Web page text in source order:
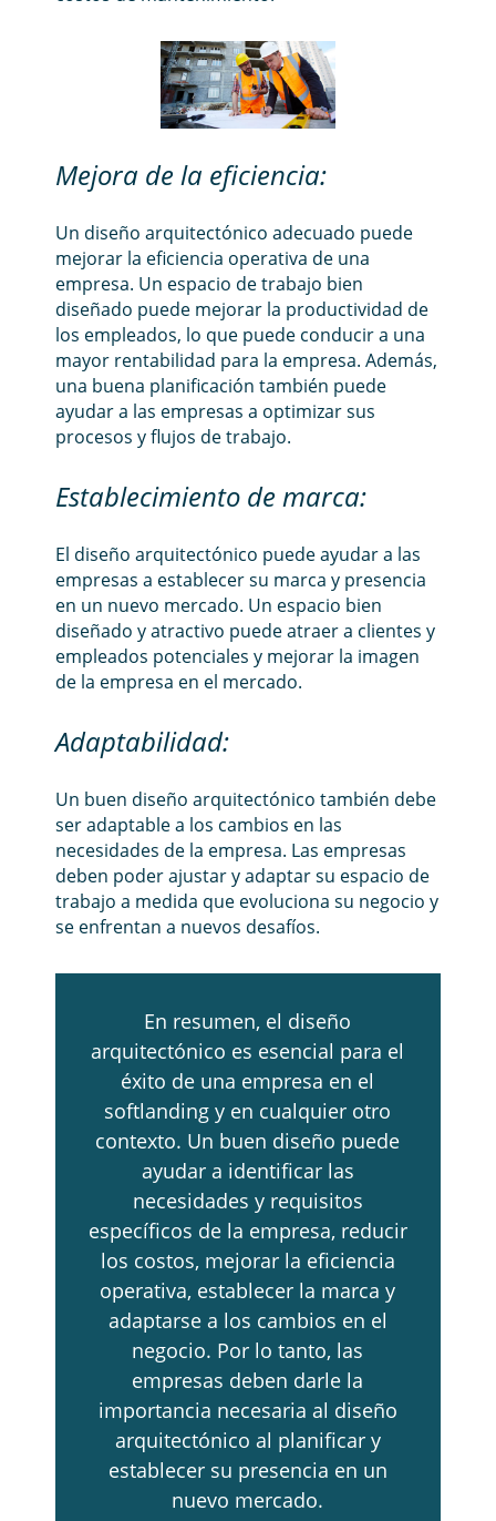
Mejora de la eficiencia:
Un diseño arquitectónico adecuado puede
mejorar la eficiencia operativa de una
empresa. Un espacio de trabajo bien
diseñado puede mejorar la productividad de
los empleados, lo que puede conducir a una
mayor rentabilidad para la empresa. Además,
una buena planificación también puede
ayudar a las empresas a optimizar sus
procesos y flujos de trabajo.
Establecimiento de marca:
El diseño arquitectónico puede ayudar a las
empresas a establecer su marca y presencia
en un nuevo mercado. Un espacio bien
diseñado y atractivo puede atraer a clientes y
empleados potenciales y mejorar la imagen
de la empresa en el mercado.
Adaptabilidad:
Un buen diseño arquitectónico también debe
ser adaptable a los cambios en las
necesidades de la empresa. Las empresas
deben poder ajustar y adaptar su espacio de
trabajo a medida que evoluciona su negocio y
se enfrentan a nuevos desafíos.
En resumen, el diseño
arquitectónico es esencial para el
éxito de una empresa en el
softlanding y en cualquier otro
contexto. Un buen diseño puede
ayudar a identificar las
necesidades y requisitos
específicos de la empresa, reducir
los costos, mejorar la eficiencia
operativa, establecer la marca y
adaptarse a los cambios en el
negocio. Por lo tanto, las
empresas deben darle la
importancia necesaria al diseño
arquitectónico al planificar y
establecer su presencia en un
nuevo mercado.